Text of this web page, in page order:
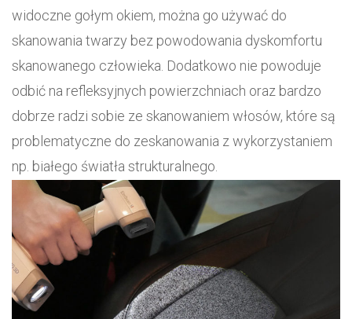
widoczne gołym okiem, można go używać do
skanowania twarzy bez powodowania dyskomfortu
skanowanego człowieka. Dodatkowo nie powoduje
odbić na refleksyjnych powierzchniach oraz bardzo
dobrze radzi sobie ze skanowaniem włosów, które są
problematyczne do zeskanowania z wykorzystaniem
np. białego światła strukturalnego.